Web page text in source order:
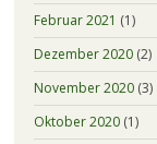
Februar 2021 (1)
Dezember 2020(2)
November 2020(3)
Oktober 2020(1)